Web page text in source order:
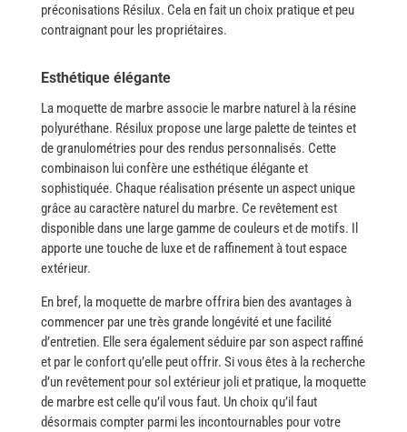
préconisations Résilux. Cela en fait un choix pratique et peu
contraignant pour les propriétaires.
Esthétique élégante
La moquette de marbre associe le marbre naturel à la résine
polyuréthane. Résilux propose une large palette de teintes et
de granulométries pour des rendus personnalisés. Cette
combinaison lui confère une esthétique élégante et
sophistiquée. Chaque réalisation présente un aspect unique
grâce au caractère naturel du marbre. Ce revêtement est
disponible dans une large gamme de couleurs et de motifs. Il
apporte une touche de luxe et de raffinement à tout espace
extérieur.
En​‍​‌‍​‍‌ bref, la moquette de marbre offrira bien des avantages à
commencer par une très grande longévité et une facilité
d’entretien. Elle sera également séduire par son aspect raffiné
et par le confort qu’elle peut offrir. Si vous êtes à la recherche
d’un revêtement pour sol extérieur joli et pratique, la moquette
de marbre est celle qu’il vous faut. Un choix qu’il faut
désormais compter parmi les incontournables pour votre ​‍​‌‍​